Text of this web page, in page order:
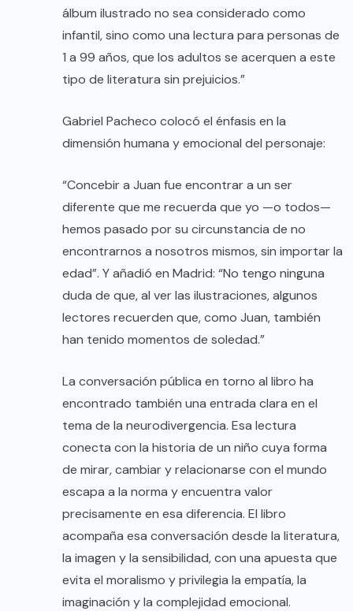
álbum ilustrado no sea considerado como
infantil, sino como una lectura para personas de
1 a 99 años, que los adultos se acerquen a este
tipo de literatura sin prejuicios.”
Gabriel Pacheco colocó el énfasis en la
dimensión humana y emocional del personaje:
“Concebir a Juan fue encontrar a un ser
diferente que me recuerda que yo —o todos—
hemos pasado por su circunstancia de no
encontrarnos a nosotros mismos, sin importar la
edad”. Y añadió en Madrid: “No tengo ninguna
duda de que, al ver las ilustraciones, algunos
lectores recuerden que, como Juan, también
han tenido momentos de soledad.”
La conversación pública en torno al libro ha
encontrado también una entrada clara en el
tema de la neurodivergencia. Esa lectura
conecta con la historia de un niño cuya forma
de mirar, cambiar y relacionarse con el mundo
escapa a la norma y encuentra valor
precisamente en esa diferencia. El libro
acompaña esa conversación desde la literatura,
la imagen y la sensibilidad, con una apuesta que
evita el moralismo y privilegia la empatía, la
imaginación y la complejidad emocional.